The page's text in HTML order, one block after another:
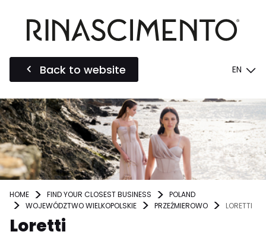
Back to website EN
HOME FIND YOUR CLOSEST BUSINESS
POLAND
WOJEWÓDZTWO WIELKOPOLSKIE
PRZEŹMIEROWO LORETTI
Loretti